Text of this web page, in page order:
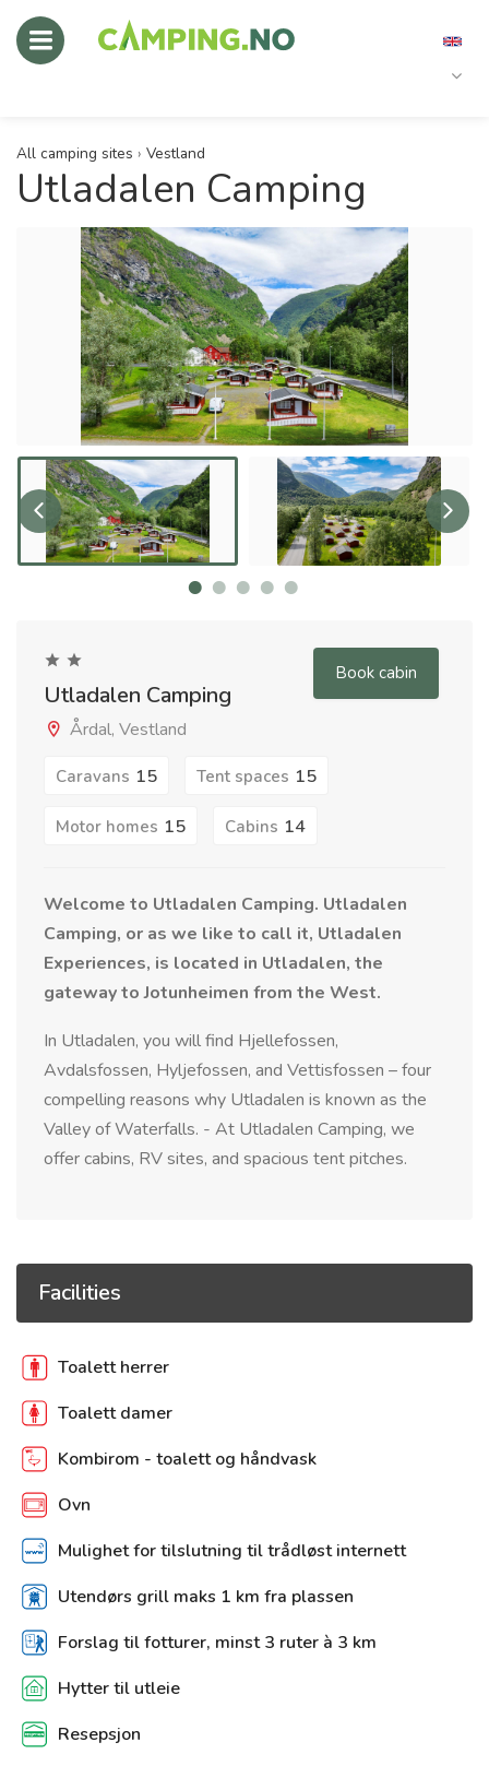
All camping sites › Vestland
Utladalen Camping
Book cabin
Utladalen Camping
Årdal, Vestland
Caravans 15 Tent spaces 15
Motor homes 15 Cabins 14
Welcome to Utladalen Camping. Utladalen
Camping, or as we like to call it, Utladalen
Experiences, is located in Utladalen, the
gateway to Jotunheimen from the West.
In Utladalen, you will find Hjellefossen,
Avdalsfossen, Hyljefossen, and Vettisfossen – four
compelling reasons why Utladalen is known as the
Valley of Waterfalls. - At Utladalen Camping, we
offer cabins, RV sites, and spacious tent pitches.
Facilities
Toalett herrer
Toalett damer
Kombirom - toalett og håndvask
Ovn
Mulighet for tilslutning til trådløst internett
Utendørs grill maks 1 km fra plassen
Forslag til fotturer, minst 3 ruter à 3 km
Hytter til utleie
Resepsjon